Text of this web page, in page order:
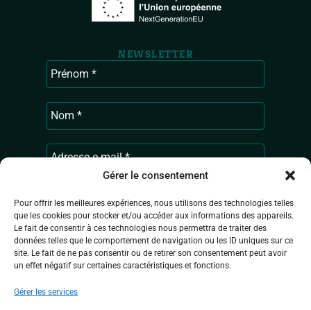
Gérer le consentement
Pour offrir les meilleures expériences, nous utilisons des technologies telles
que les cookies pour stocker et/ou accéder aux informations des appareils.
Le fait de consentir à ces technologies nous permettra de traiter des
données telles que le comportement de navigation ou les ID uniques sur ce
site. Le fait de ne pas consentir ou de retirer son consentement peut avoir
un effet négatif sur certaines caractéristiques et fonctions.
Gérer les services
NEWSLETTER
Ardenne & Gaume traite les données
recueillies pour vous envoyer les actualités
de l’association. Pour en savoir plus sur la
consultez